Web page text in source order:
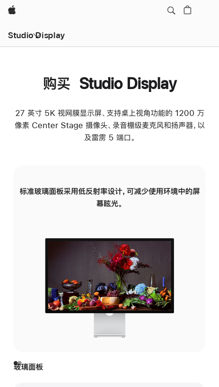
Apple
Studio Display
购买 Studio Display
27 英寸 5K 视网膜显示屏、支持桌上视角功能的 1200 万
像素 Center Stage 摄像头、录音棚级麦克风和扬声器，以
及雷雳 5 端口。
标准玻璃面板采用低反射率设计，可减少使用环境中的屏
幕眩光。
玻璃面板